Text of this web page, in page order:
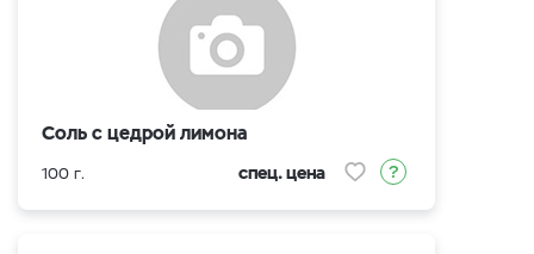
Соль с цедрой лимона
100 г. спец. цена